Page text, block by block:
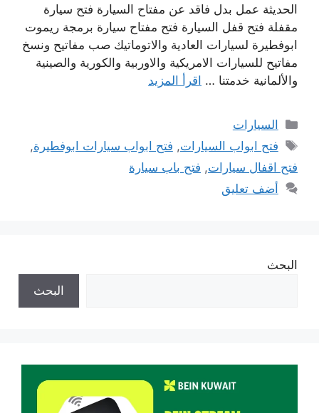
الحديثة عمل بدل فاقد عن مفتاح السيارة فتح سيارة
مقفلة فتح قفل السيارة فتح مفتاح سيارة برمجة ريموت
ابوفطيرة لسيارات العادية والاتوماتيك صب مفاتيح ونسخ
مفاتيح للسيارات الامريكية والاوربية والكورية والصينية
والألمانية خدمتنا … اقرأ المزيد
التصنيفات
السيارات
الوسوم
فتح ابواب السيارات, فتح ابواب سيارات ابوفطيرة,
فتح اقفال سيارات, فتح باب سيارة
أضف تعليق
البحث
البحث